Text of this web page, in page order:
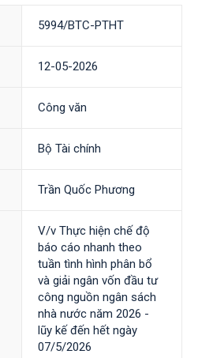
5994/BTC-PTHT
12-05-2026
Công văn
Bộ Tài chính
Trần Quốc Phương
V/v Thực hiện chế độ
báo cáo nhanh theo
tuần tình hình phân bổ
và giải ngân vốn đầu tư
công nguồn ngân sách
nhà nước năm 2026 -
lũy kế đến hết ngày
07/5/2026